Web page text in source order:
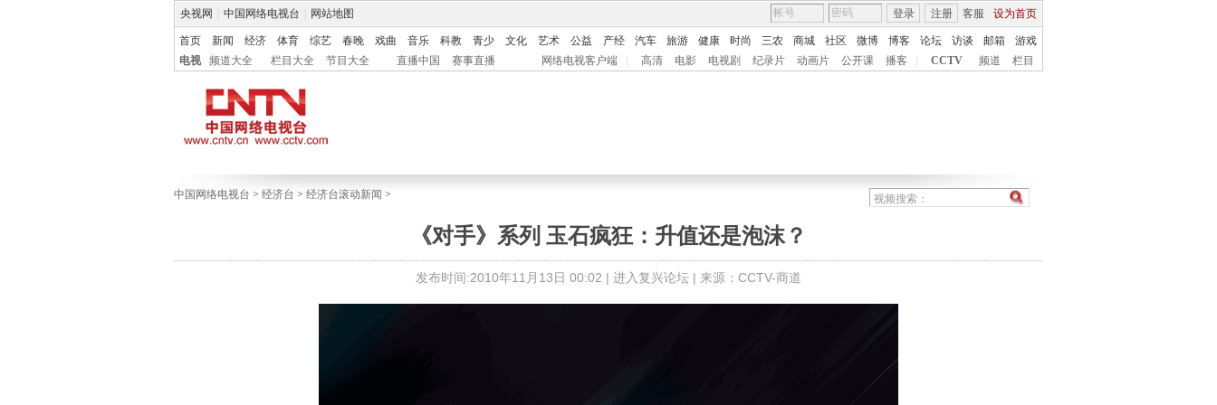
央视网 中国网络电视台 网站地图 客服 设为首页
登录 注册
首页 新闻 经济 体育 综艺 春晚 戏曲 音乐 科教 青少 文化 艺术 公益 产经 汽车 旅游 健康 时尚 三农 商城 社区 微博 博客 论坛 访谈 邮箱
游戏
电视
频道大全 栏目大全 节目大全 直播中国 赛事直播 网络电视客户端 高清 电影 电视剧 纪录片 动画片 公开课 播客 CCTV 频道 栏目
中国网络电视台 > 经济台 > 经济台滚动新闻 >
《对手》系列 玉石疯狂：升值还是泡沫？
发布时间:2010年11月13日 00:02 | 进入复兴论坛 | 来源：CCTV-商道